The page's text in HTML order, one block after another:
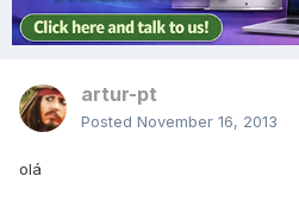
artur-pt
Posted November 16, 2013
olá